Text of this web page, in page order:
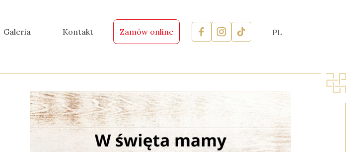
Galeria Kontakt Zamów online PL